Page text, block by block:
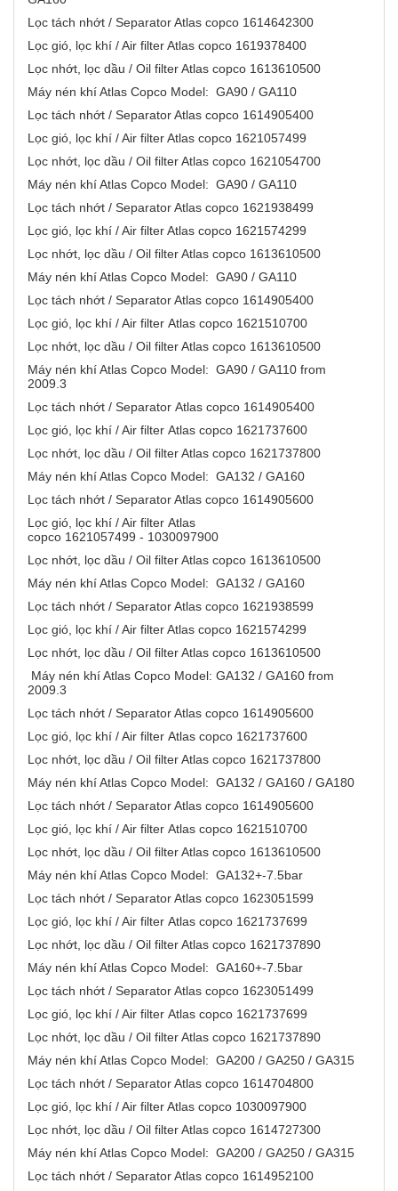
Lọc tách nhớt / Separator Atlas copco 1614642300
Lọc gió, lọc khí / Air filter Atlas copco 1619378400
Lọc nhớt, lọc dầu / Oil filter Atlas copco 1613610500
Máy nén khí Atlas Copco Model: GA90 / GA110
Lọc tách nhớt / Separator Atlas copco 1614905400
Lọc gió, lọc khí / Air filter Atlas copco 1621057499
Lọc nhớt, lọc dầu / Oil filter Atlas copco 1621054700
Máy nén khí Atlas Copco Model: GA90 / GA110
Lọc tách nhớt / Separator Atlas copco 1621938499
Lọc gió, lọc khí / Air filter Atlas copco 1621574299
Lọc nhớt, lọc dầu / Oil filter Atlas copco 1613610500
Máy nén khí Atlas Copco Model: GA90 / GA110
Lọc tách nhớt / Separator Atlas copco 1614905400
Lọc gió, lọc khí / Air filter Atlas copco 1621510700
Lọc nhớt, lọc dầu / Oil filter Atlas copco 1613610500
Máy nén khí Atlas Copco Model: GA90 / GA110 from
2009.3
Lọc tách nhớt / Separator Atlas copco 1614905400
Lọc gió, lọc khí / Air filter Atlas copco 1621737600
Lọc nhớt, lọc dầu / Oil filter Atlas copco 1621737800
Máy nén khí Atlas Copco Model: GA132 / GA160
Lọc tách nhớt / Separator Atlas copco 1614905600
Lọc gió, lọc khí / Air filter Atlas
copco 1621057499 - 1030097900
Lọc nhớt, lọc dầu / Oil filter Atlas copco 1613610500
Máy nén khí Atlas Copco Model: GA132 / GA160
Lọc tách nhớt / Separator Atlas copco 1621938599
Lọc gió, lọc khí / Air filter Atlas copco 1621574299
Lọc nhớt, lọc dầu / Oil filter Atlas copco 1613610500
Máy nén khí Atlas Copco Model: GA132 / GA160 from
2009.3
Lọc tách nhớt / Separator Atlas copco 1614905600
Lọc gió, lọc khí / Air filter Atlas copco 1621737600
Lọc nhớt, lọc dầu / Oil filter Atlas copco 1621737800
Máy nén khí Atlas Copco Model: GA132 / GA160 / GA180
Lọc tách nhớt / Separator Atlas copco 1614905600
Lọc gió, lọc khí / Air filter Atlas copco 1621510700
Lọc nhớt, lọc dầu / Oil filter Atlas copco 1613610500
Máy nén khí Atlas Copco Model: GA132+-7.5bar
Lọc tách nhớt / Separator Atlas copco 1623051599
Lọc gió, lọc khí / Air filter Atlas copco 1621737699
Lọc nhớt, lọc dầu / Oil filter Atlas copco 1621737890
Máy nén khí Atlas Copco Model: GA160+-7.5bar
Lọc tách nhớt / Separator Atlas copco 1623051499
Lọc gió, lọc khí / Air filter Atlas copco 1621737699
Lọc nhớt, lọc dầu / Oil filter Atlas copco 1621737890
Máy nén khí Atlas Copco Model: GA200 / GA250 / GA315
Lọc tách nhớt / Separator Atlas copco 1614704800
Lọc gió, lọc khí / Air filter Atlas copco 1030097900
Lọc nhớt, lọc dầu / Oil filter Atlas copco 1614727300
Máy nén khí Atlas Copco Model: GA200 / GA250 / GA315
Lọc tách nhớt / Separator Atlas copco 1614952100